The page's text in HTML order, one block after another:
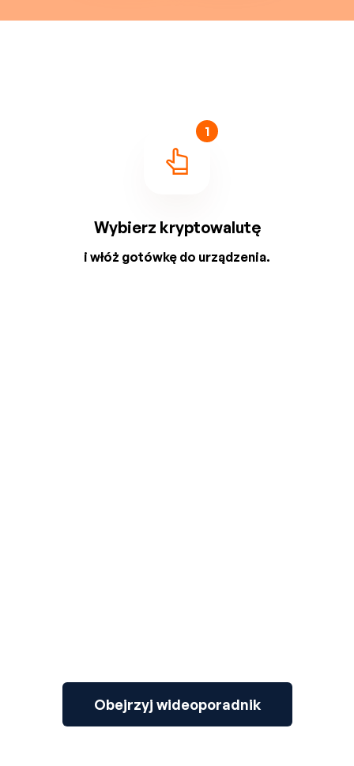
1
Wybierz kryptowalutę
i włóż gotówkę do urządzenia.
Obejrzyj wideoporadnik